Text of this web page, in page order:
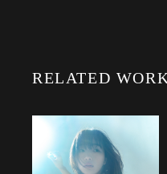
RELATED